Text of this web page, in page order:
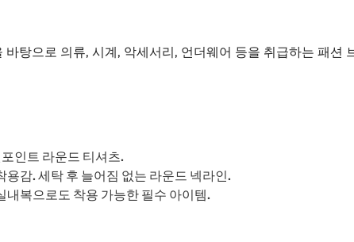
탕으로 의류, 시계, 악세서리, 언더웨어 등을 취급하는 패
인트 라운드 티셔츠.
감. 세탁 후 늘어짐 없는 라운드 넥라인.
내복으로도 착용 가능한 필수 아이템.